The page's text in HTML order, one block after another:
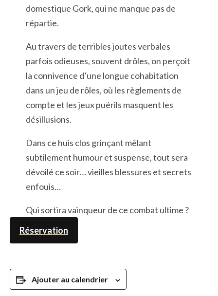
domestique Gork, qui ne manque pas de
répartie.
Au travers de terribles joutes verbales
parfois odieuses, souvent drôles, on perçoit
la connivence d’une longue cohabitation
dans un jeu de rôles, où les règlements de
compte et les jeux puérils masquent les
désillusions.
Dans ce huis clos grinçant mêlant
subtilement humour et suspense, tout sera
dévoilé ce soir… vieilles blessures et secrets
enfouis…
Qui sortira vainqueur de ce combat ultime ?
Réservation
Ajouter au calendrier